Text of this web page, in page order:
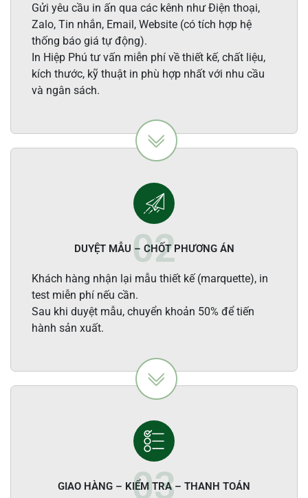
Gửi yêu cầu in ấn qua các kênh như Điện thoại,
Zalo, Tin nhắn, Email, Website (có tích hợp hệ
thống báo giá tự động).
In Hiệp Phú tư vấn miễn phí về thiết kế, chất liệu,
kích thước, kỹ thuật in phù hợp nhất với nhu cầu
và ngân sách.
DUYỆT MẪU – CHỐT PHƯƠNG ÁN
Khách hàng nhận lại mẫu thiết kế (marquette), in
test miễn phí nếu cần.
Sau khi duyệt mẫu, chuyển khoản 50% để tiến
hành sản xuất.
GIAO HÀNG – KIỂM TRA – THANH TOÁN